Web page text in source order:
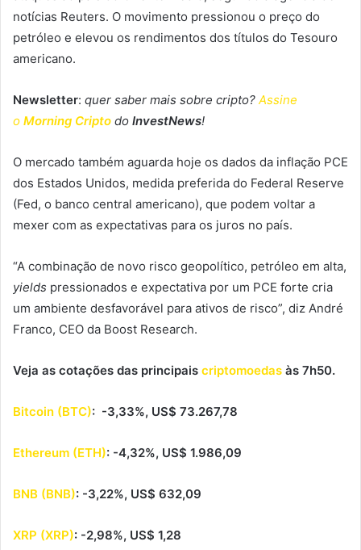
notícias Reuters. O movimento pressionou o preço do
petróleo e elevou os rendimentos dos títulos do Tesouro
americano.
Newsletter: quer saber mais sobre cripto? Assine
o Morning Cripto do InvestNews!
O mercado também aguarda hoje os dados da inflação PCE
dos Estados Unidos, medida preferida do Federal Reserve
(Fed, o banco central americano), que podem voltar a
mexer com as expectativas para os juros no país.
“A combinação de novo risco geopolítico, petróleo em alta,
yields pressionados e expectativa por um PCE forte cria
um ambiente desfavorável para ativos de risco”, diz André
Franco, CEO da Boost Research.
Veja as cotações das principais criptomoedas às 7h50.
Bitcoin (BTC): -3,33%, US$ 73.267,78
Ethereum (ETH): -4,32%, US$ 1.986,09
BNB (BNB): -3,22%, US$ 632,09
XRP (XRP): -2,98%, US$ 1,28